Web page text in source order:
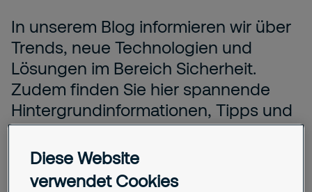
In unserem Blog informieren wir über
Trends, neue Technologien und
Lösungen im Bereich Sicherheit.
Zudem finden Sie hier spannende
Hintergrundinformationen, Tipps und
Beiträge zu aktuellen Themen der
Sicherheitsbranche.
Diese Website
verwendet Cookies